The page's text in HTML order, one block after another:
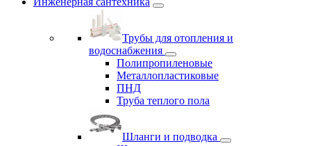
Трубы для отопления и
водоснабжения
Полипропиленовые
Металлопластиковые
ПНД
Труба теплого пола
Шланги и подводка